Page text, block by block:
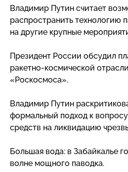
Владимир Путин считает
распространить технологию
на другие крупные
Президент России обсудил
ракетно-космической
«Роскосмоса».
Владимир Путин
формальный подход к
средств на ликвидацию
Большая вода: в Забайкалье
волне мощного паводка.